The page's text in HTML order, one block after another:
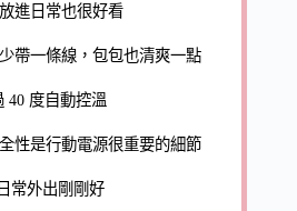
進日常也很好看
帶一條線，包包也清爽一點
40 度自動控溫
性是行動電源很重要的細節
常外出剛剛好